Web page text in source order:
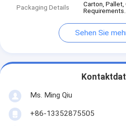
Packaging Details
Carton, Pallet,
Requirements.
Sehen Sie
Ms. Ming Qiu
+86-13352875505